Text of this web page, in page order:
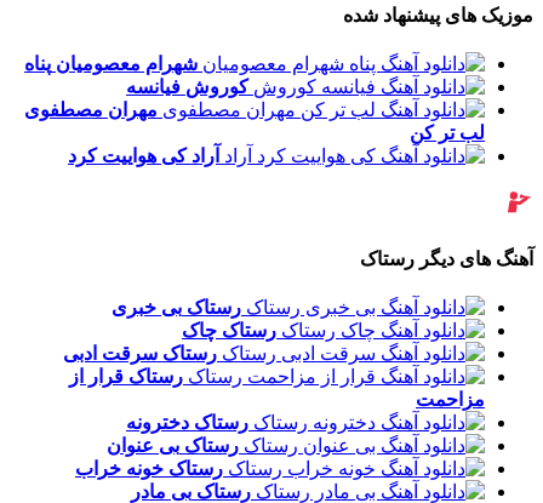
موزیک های پیشنهاد شده
شهرام معصومیان پناه
کوروش فیانسه
مهران مصطفوی
لب تر کن
آراد کی هواییت کرد
آهنگ های دیگر رستاک
رستاک بی خبری
رستاک چاک
رستاک سرقت ادبی
رستاک قرار از
مزاحمت
رستاک دخترونه
رستاک بی عنوان
رستاک خونه خراب
رستاک بی مادر